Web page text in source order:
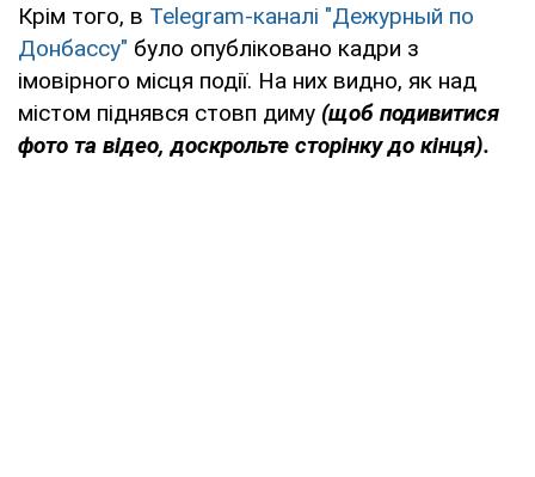
Крім того, в Telegram-каналі "Дежурный по
Донбассу" було опубліковано кадри з
імовірного місця події. На них видно, як над
містом піднявся стовп диму (щоб подивитися
фото та відео, доскрольте сторінку до кінця).